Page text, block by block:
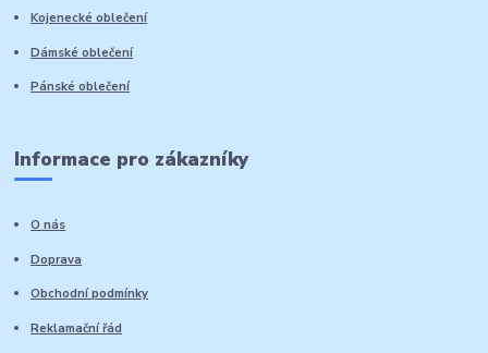
Kojenecké oblečení
Dámské oblečení
Pánské oblečení
Informace pro zákazníky
O nás
Doprava
Obchodní podmínky
Reklamační řád